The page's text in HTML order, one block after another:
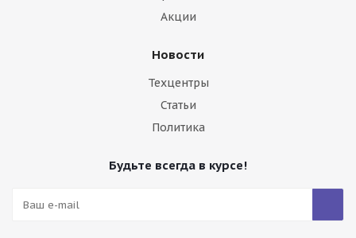
Акции
Новости
Техцентры
Статьи
Политика
Будьте всегда в курсе!